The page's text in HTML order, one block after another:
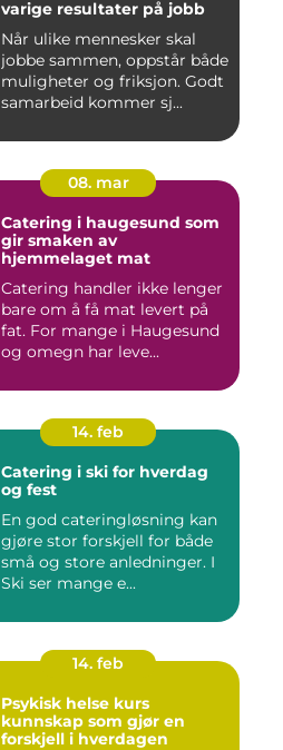
varige resultater på jobb
Når ulike mennesker skal
jobbe sammen, oppstår både
muligheter og friksjon. Godt
samarbeid kommer sj...
08. mar
Catering i haugesund som
gir smaken av
hjemmelaget mat
Catering handler ikke lenger
bare om å få mat levert på
fat. For mange i Haugesund
og omegn har leve...
14. feb
Catering i ski for hverdag
og fest
En god cateringløsning kan
gjøre stor forskjell for både
små og store anledninger. I
Ski ser mange e...
14. feb
Psykisk helse kurs
kunnskap som gjør en
forskjell i hverdagen